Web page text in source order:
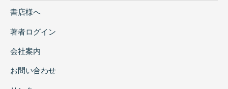
書店様へ
著者ログイン
会社案内
お問い合わせ